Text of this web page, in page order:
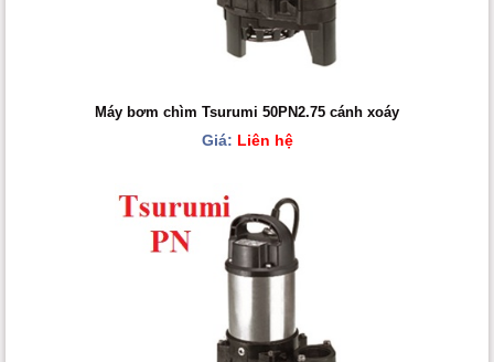
Máy bơm chìm Tsurumi 50PN2.75 cánh xoáy
Giá: Liên hệ